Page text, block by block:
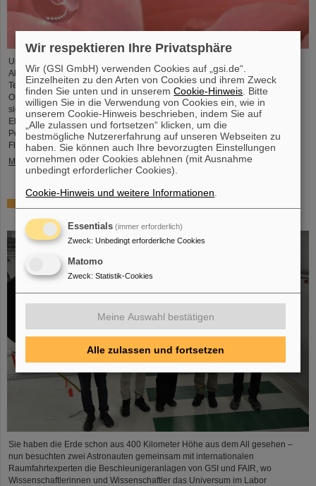
Unter Führung von Professorin María Eugenia Toimil-Molares, Leiterin der
Abteilung Materialforschung von GSI/FAIR und Professorin an der
Technischen Universität Darmstadt, hat ein Forschungsteam neuartige
Oberflächen aus Goldnanodrähten entwickelt, deren Benetzungsverhalten
sich gezielt steuern lassen. Diese Materialien, hergestellt durch
Elektrodeposition und Ionenspur-Nanotechnologie, eröffnen neue
Perspektiven für Anwendungen in mikrofluidischen Geräten, im
Flüssigkeitstransport und in der…
Mehr »
zu Gast bei GSI und FAIR
Sie haben die Erde schon aus 400 Kilometer Höhe aus dem All gesehen –
nun besuchten zwei Astronauten gemeinsam mit internationalen
Raumfahrtexperten die Beschleunigeranlagen von GSI und FAIR, wo
Wissenschaftlerinnen und Wissenschaftler das Universum im Labor
Wir respektieren Ihre Privatsphäre
Wir (GSI GmbH) verwenden Cookies auf „gsi.de“.
Einzelheiten zu den Arten von Cookies und ihrem Zweck
finden Sie unten und in unseremCookie-Hinweis . Bitte
willigen Sie in die Verwendung von Cookies ein, wie in
unserem Cookie-Hinweis beschrieben, indem Sie auf
„Alle zulassen und fortsetzen“ klicken, um die
bestmögliche Nutzererfahrung auf unseren Webseiten zu
haben. Sie können auch Ihre bevorzugten Einstellungen
vornehmen oder Cookies ablehnen (mit Ausnahme
unbedingt erforderlicher Cookies).
Cookie-Hinweis und weitere Informationen
Essentials (immer erforderlich)
Zweck: Unbedingt erforderliche Cookies
Matomo
Zweck: Statistik-Cookies
Meine Auswahl bestätigen
Alle zulassen und fortsetzen